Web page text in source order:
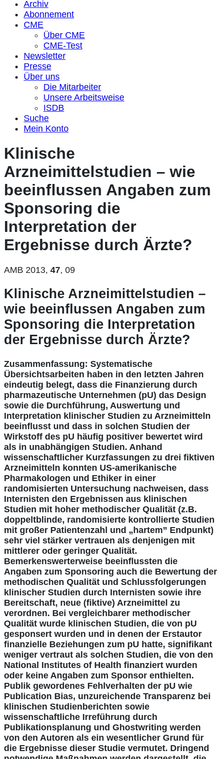
Archiv
Abonnement
CME
Über CME
CME-Test
Newsletter
Presse
Über uns
Die Mitarbeiter
Unsere Arbeitsweise
ISDB
Suche
Mein Konto
Klinische
Arzneimittelstudien – wie
beeinflussen Angaben zum
Sponsoring die
Interpretation der
Ergebnisse durch Ärzte?
AMB 2013, 47, 09
Klinische Arzneimittelstudien –
wie beeinflussen Angaben zum
Sponsoring die Interpretation
der Ergebnisse durch Ärzte?
Zusammenfassung: Systematische
Übersichtsarbeiten haben in den letzten Jahren
eindeutig belegt, dass die Finanzierung durch
pharmazeutische Unternehmen (pU) das Design
sowie die Durchführung, Auswertung und
Interpretation klinischer Studien zu Arzneimitteln
beeinflusst und dass in solchen Studien der
Wirkstoff des pU häufig positiver bewertet wird
als in unabhängigen Studien. Anhand
wissenschaftlicher Kurzfassungen zu drei fiktiven
Arzneimitteln konnten US-amerikanische
Pharmakologen und Ethiker in einer
randomisierten Untersuchung nachweisen, dass
Internisten den Ergebnissen aus klinischen
Studien mit hoher methodischer Qualität (z.B.
doppeltblinde, randomisierte kontrollierte Studien
mit großer Patientenzahl und „hartem” Endpunkt)
sehr viel stärker vertrauen als denjenigen mit
mittlerer oder geringer Qualität.
Bemerkenswerterweise beeinflussten die
Angaben zum Sponsoring auch die Bewertung der
methodischen Qualität und Schlussfolgerungen
klinischer Studien durch Internisten sowie ihre
Bereitschaft, neue (fiktive) Arzneimittel zu
verordnen. Bei vergleichbarer methodischer
Qualität wurde klinischen Studien, die von pU
gesponsert wurden und in denen der Erstautor
finanzielle Beziehungen zum pU hatte, signifikant
weniger vertraut als solchen Studien, die von den
National Institutes of Health finanziert wurden
oder keine Angaben zum Sponsor enthielten.
Publik gewordenes Fehlverhalten der pU wie
Publication Bias, unzureichende Transparenz bei
klinischen Studienberichten sowie
wissenschaftliche Irreführung durch
Publikationsplanung und Ghostwriting werden
von den Autoren als ein wesentlicher Grund für
die Ergebnisse dieser Studie vermutet. Dringend